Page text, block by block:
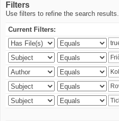
Filters
Use filters to refine the search results.
Current Filters: